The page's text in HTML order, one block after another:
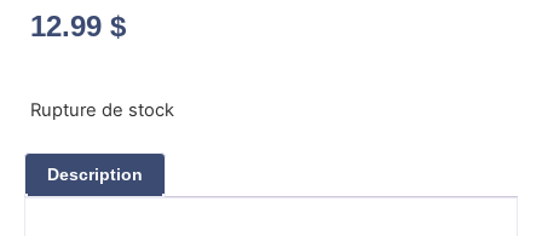
12.99 $
Rupture de stock
Description